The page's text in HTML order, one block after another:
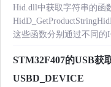
Hid.dll中获取字符串的函
这些函数分别通过不同的
STM32F407的USB获
USBD_DEVICE